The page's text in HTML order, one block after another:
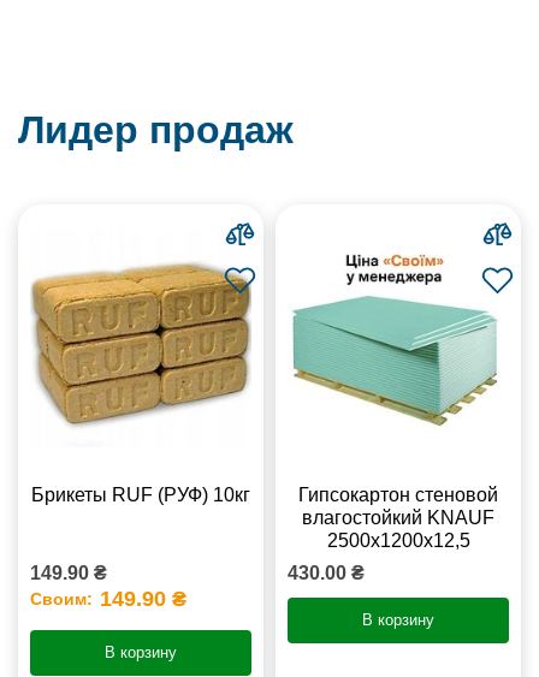
Лидер продаж
Брикеты RUF (РУФ) 10кг
149.90 ₴
Своим: 149.90 ₴
В корзину
Гипсокартон стеновой
влагостойкий KNAUF
2500х1200х12,5
430.00 ₴
В корзину